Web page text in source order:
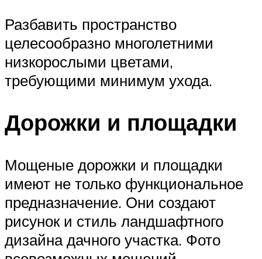
Разбавить пространство
целесообразно многолетними
низкорослыми цветами,
требующими минимум ухода.
Дорожки и площадки
Мощеные дорожки и площадки
имеют не только функциональное
предназначение. Они создают
рисунок и стиль ландшафтного
дизайна дачного участка. Фото